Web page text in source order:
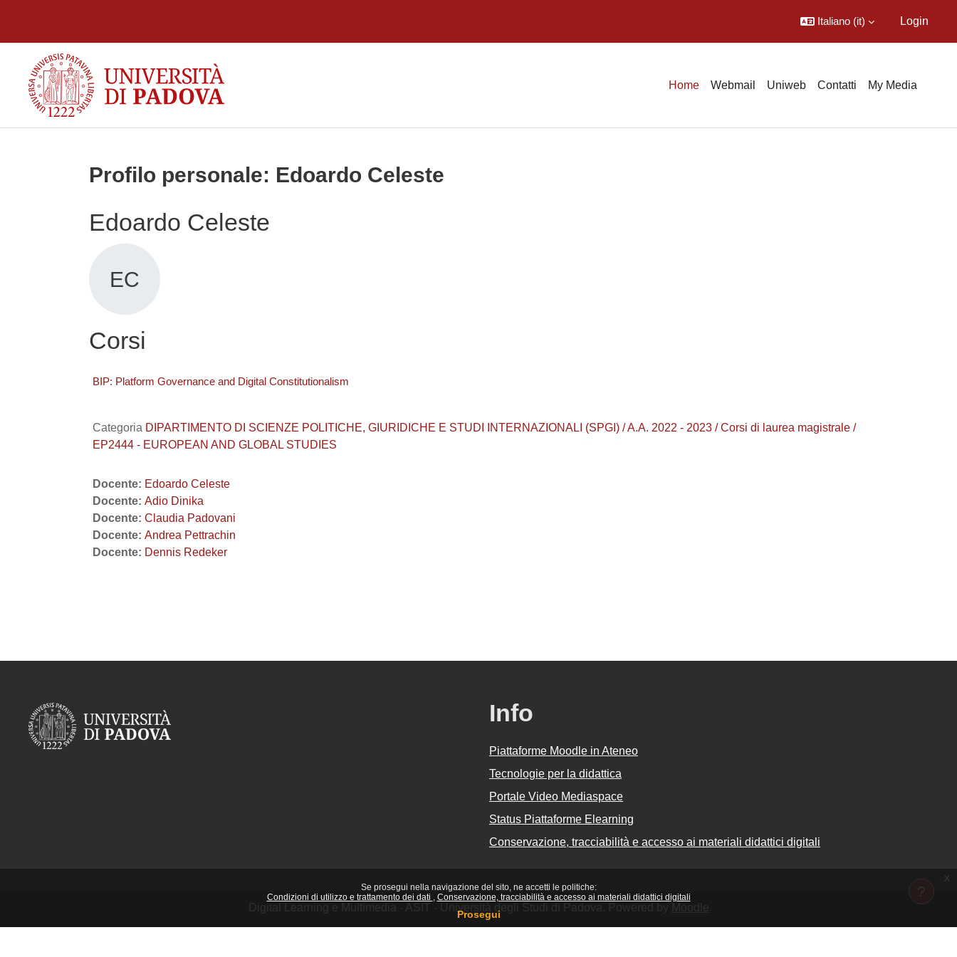
Se prosegui nella navigazione del sito, ne accetti le politiche:
Condizioni di utilizzo e trattamento dei dati
Conservazione, tracciabilità e accesso ai materiali didattici digitali
Prosegui
x
Italiano ‎(it)‎ Login
Home Webmail Uniweb Contatti My Media
Profilo personale: Edoardo Celeste
Edoardo Celeste
EC
Corsi
BIP: Platform Governance and Digital Constitutionalism
Categoria DIPARTIMENTO DI SCIENZE POLITICHE, GIURIDICHE E STUDI INTERNAZIONALI (SPGI) / A.A. 2022 - 2023 / Corsi di laurea magistrale /
EP2444 - EUROPEAN AND GLOBAL STUDIES
Docente: Edoardo Celeste
Docente: Adio Dinika
Docente: Claudia Padovani
Docente: Andrea Pettrachin
Docente: Dennis Redeker
Info
Piattaforme Moodle in Ateneo
Tecnologie per la didattica
Portale Video Mediaspace
Status Piattaforme Elearning
Conservazione, tracciabilità e accesso ai materiali didattici digitali
Digital Learning e Multimedia - ASIT - Università degli Studi di Padova. Powered by Moodle